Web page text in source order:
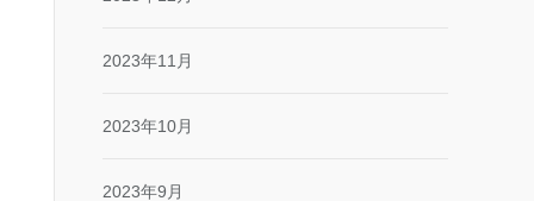
2023年11月
2023年10月
2023年9月